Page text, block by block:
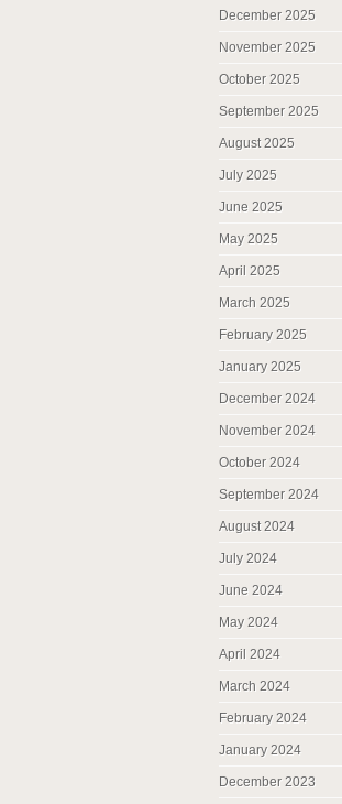
December 2025
November 2025
October 2025
September 2025
August 2025
July 2025
June 2025
May 2025
April 2025
March 2025
February 2025
January 2025
December 2024
November 2024
October 2024
September 2024
August 2024
July 2024
June 2024
May 2024
April 2024
March 2024
February 2024
January 2024
December 2023